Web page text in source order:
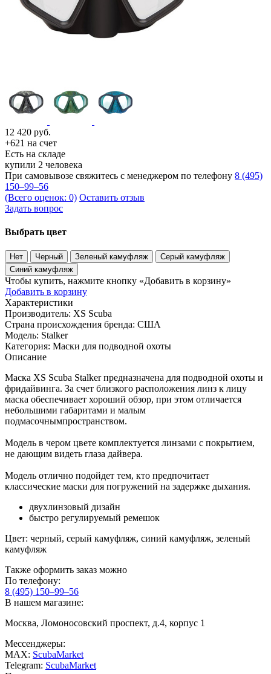
12 420 руб.
+621 на счет
Есть на складе
купили 2 человека
При самовывозе свяжитесь с менеджером по телефону 8 (495)
150–99–56
(Всего оценок: 0) Оставить отзыв
Задать вопрос
Выбрать цвет
Нет Черный Зеленый камуфляж
Серый камуфляж
Синий камуфляж
Чтобы купить, нажмите кнопку «Добавить в корзину»
Добавить в корзину
Характеристики
Производитель: XS Scuba
Страна происхождения бренда: США
Модель: Stalker
Категория: Маски для подводной охоты
Описание
Маска XS Scuba Stalker предназначена для подводной охоты и
фридайвинга. За счет близкого расположения линз к лицу
маска обеспечивает хороший обзор, при этом отличается
небольшими габаритами и малым
подмасочнымпространством.
Модель в чером цвете комплектуется линзами с покрытием,
не дающим видеть глаза дайвера.
Модель отлично подойдет тем, кто предпочитает
классические маски для погружений на задержке дыхания.
двухлинзовый дизайн
быстро регулируемый ремешок
Цвет: черный, серый камуфляж, синий камуфляж, зеленый
камуфляж
Также оформить заказ можно
По телефону:
8 (495) 150–99–56
В нашем магазине:
Москва, Ломоносовский проспект, д.4, корпус 1
Мессенджеры:
MAX: ScubaMarket
Telegram: ScubaMarket